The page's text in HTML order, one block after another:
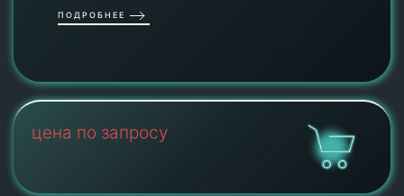
ПОДРОБНЕЕ
цена по запросу